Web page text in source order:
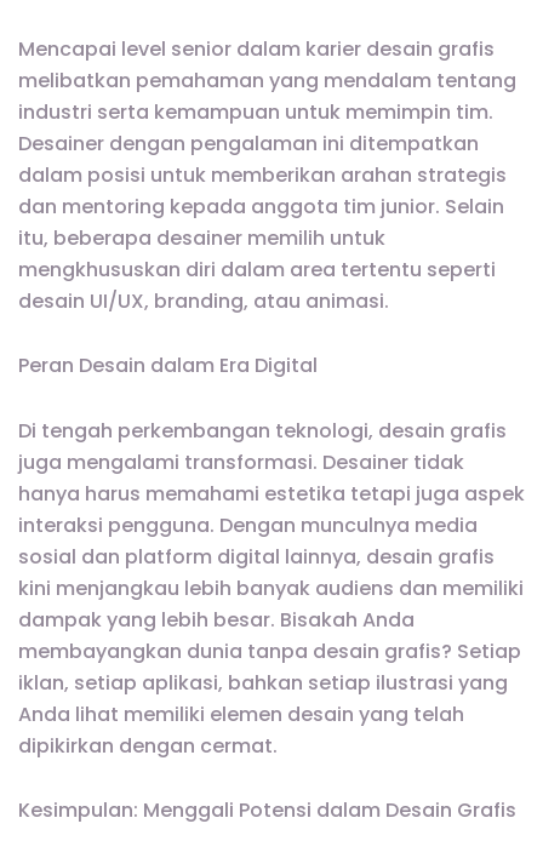
Mencapai level senior dalam karier desain grafis
melibatkan pemahaman yang mendalam tentang
industri serta kemampuan untuk memimpin tim.
Desainer dengan pengalaman ini ditempatkan
dalam posisi untuk memberikan arahan strategis
dan mentoring kepada anggota tim junior. Selain
itu, beberapa desainer memilih untuk
mengkhususkan diri dalam area tertentu seperti
desain UI/UX, branding, atau animasi.
Peran Desain dalam Era Digital
Di tengah perkembangan teknologi, desain grafis
juga mengalami transformasi. Desainer tidak
hanya harus memahami estetika tetapi juga aspek
interaksi pengguna. Dengan munculnya media
sosial dan platform digital lainnya, desain grafis
kini menjangkau lebih banyak audiens dan memiliki
dampak yang lebih besar. Bisakah Anda
membayangkan dunia tanpa desain grafis? Setiap
iklan, setiap aplikasi, bahkan setiap ilustrasi yang
Anda lihat memiliki elemen desain yang telah
dipikirkan dengan cermat.
Kesimpulan: Menggali Potensi dalam Desain Grafis